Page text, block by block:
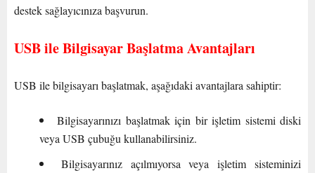
destek sağlayıcınıza başvurun.
USB ile Bilgisayar Başlatma Avantajları
USB ile bilgisayarı başlatmak, aşağıdaki avantajlara sahiptir:
Bilgisayarınızı başlatmak için bir işletim sistemi diski
veya USB çubuğu kullanabilirsiniz.
Bilgisayarınız açılmıyorsa veya işletim sisteminizi